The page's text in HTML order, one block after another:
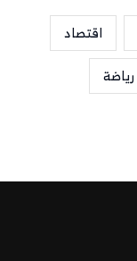
اقتصاد
رياضة